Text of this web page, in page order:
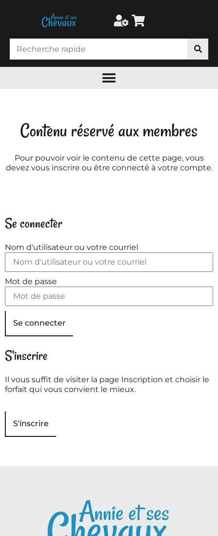
Contenu réservé aux membres
Pour pouvoir voir le contenu de cette page, vous
devez vous inscrire ou être connecté à votre compte.
Se connecter
Nom d'utilisateur ou votre courriel
Mot de passe
Se connecter
S'inscrire
Il vous suffit de visiter la page Inscription et choisir le
forfait qui vous convient le mieux.
S'inscrire